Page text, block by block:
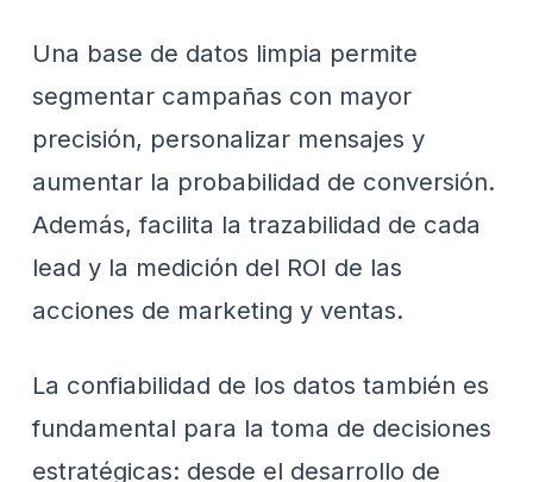
Una base de datos limpia permite
segmentar campañas con mayor
precisión, personalizar mensajes y
aumentar la probabilidad de conversión.
Además, facilita la trazabilidad de cada
lead y la medición del ROI de las
acciones de marketing y ventas.
La confiabilidad de los datos también es
fundamental para la toma de decisiones
estratégicas: desde el desarrollo de